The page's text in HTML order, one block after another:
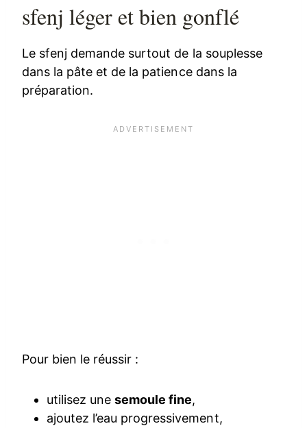
sfenj léger et bien gonflé
Le sfenj demande surtout de la souplesse
dans la pâte et de la patience dans la
préparation.
Pour bien le réussir :
utilisez unesemoule fine,
ajoutez l’eau progressivement,